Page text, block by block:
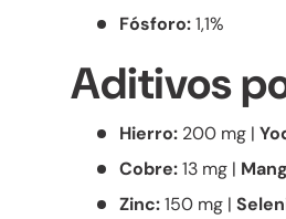
Fósforo:1,1%
Aditivos
Hierro: 200 mg |
Cobre:13 mg |
Zinc:150 mg |